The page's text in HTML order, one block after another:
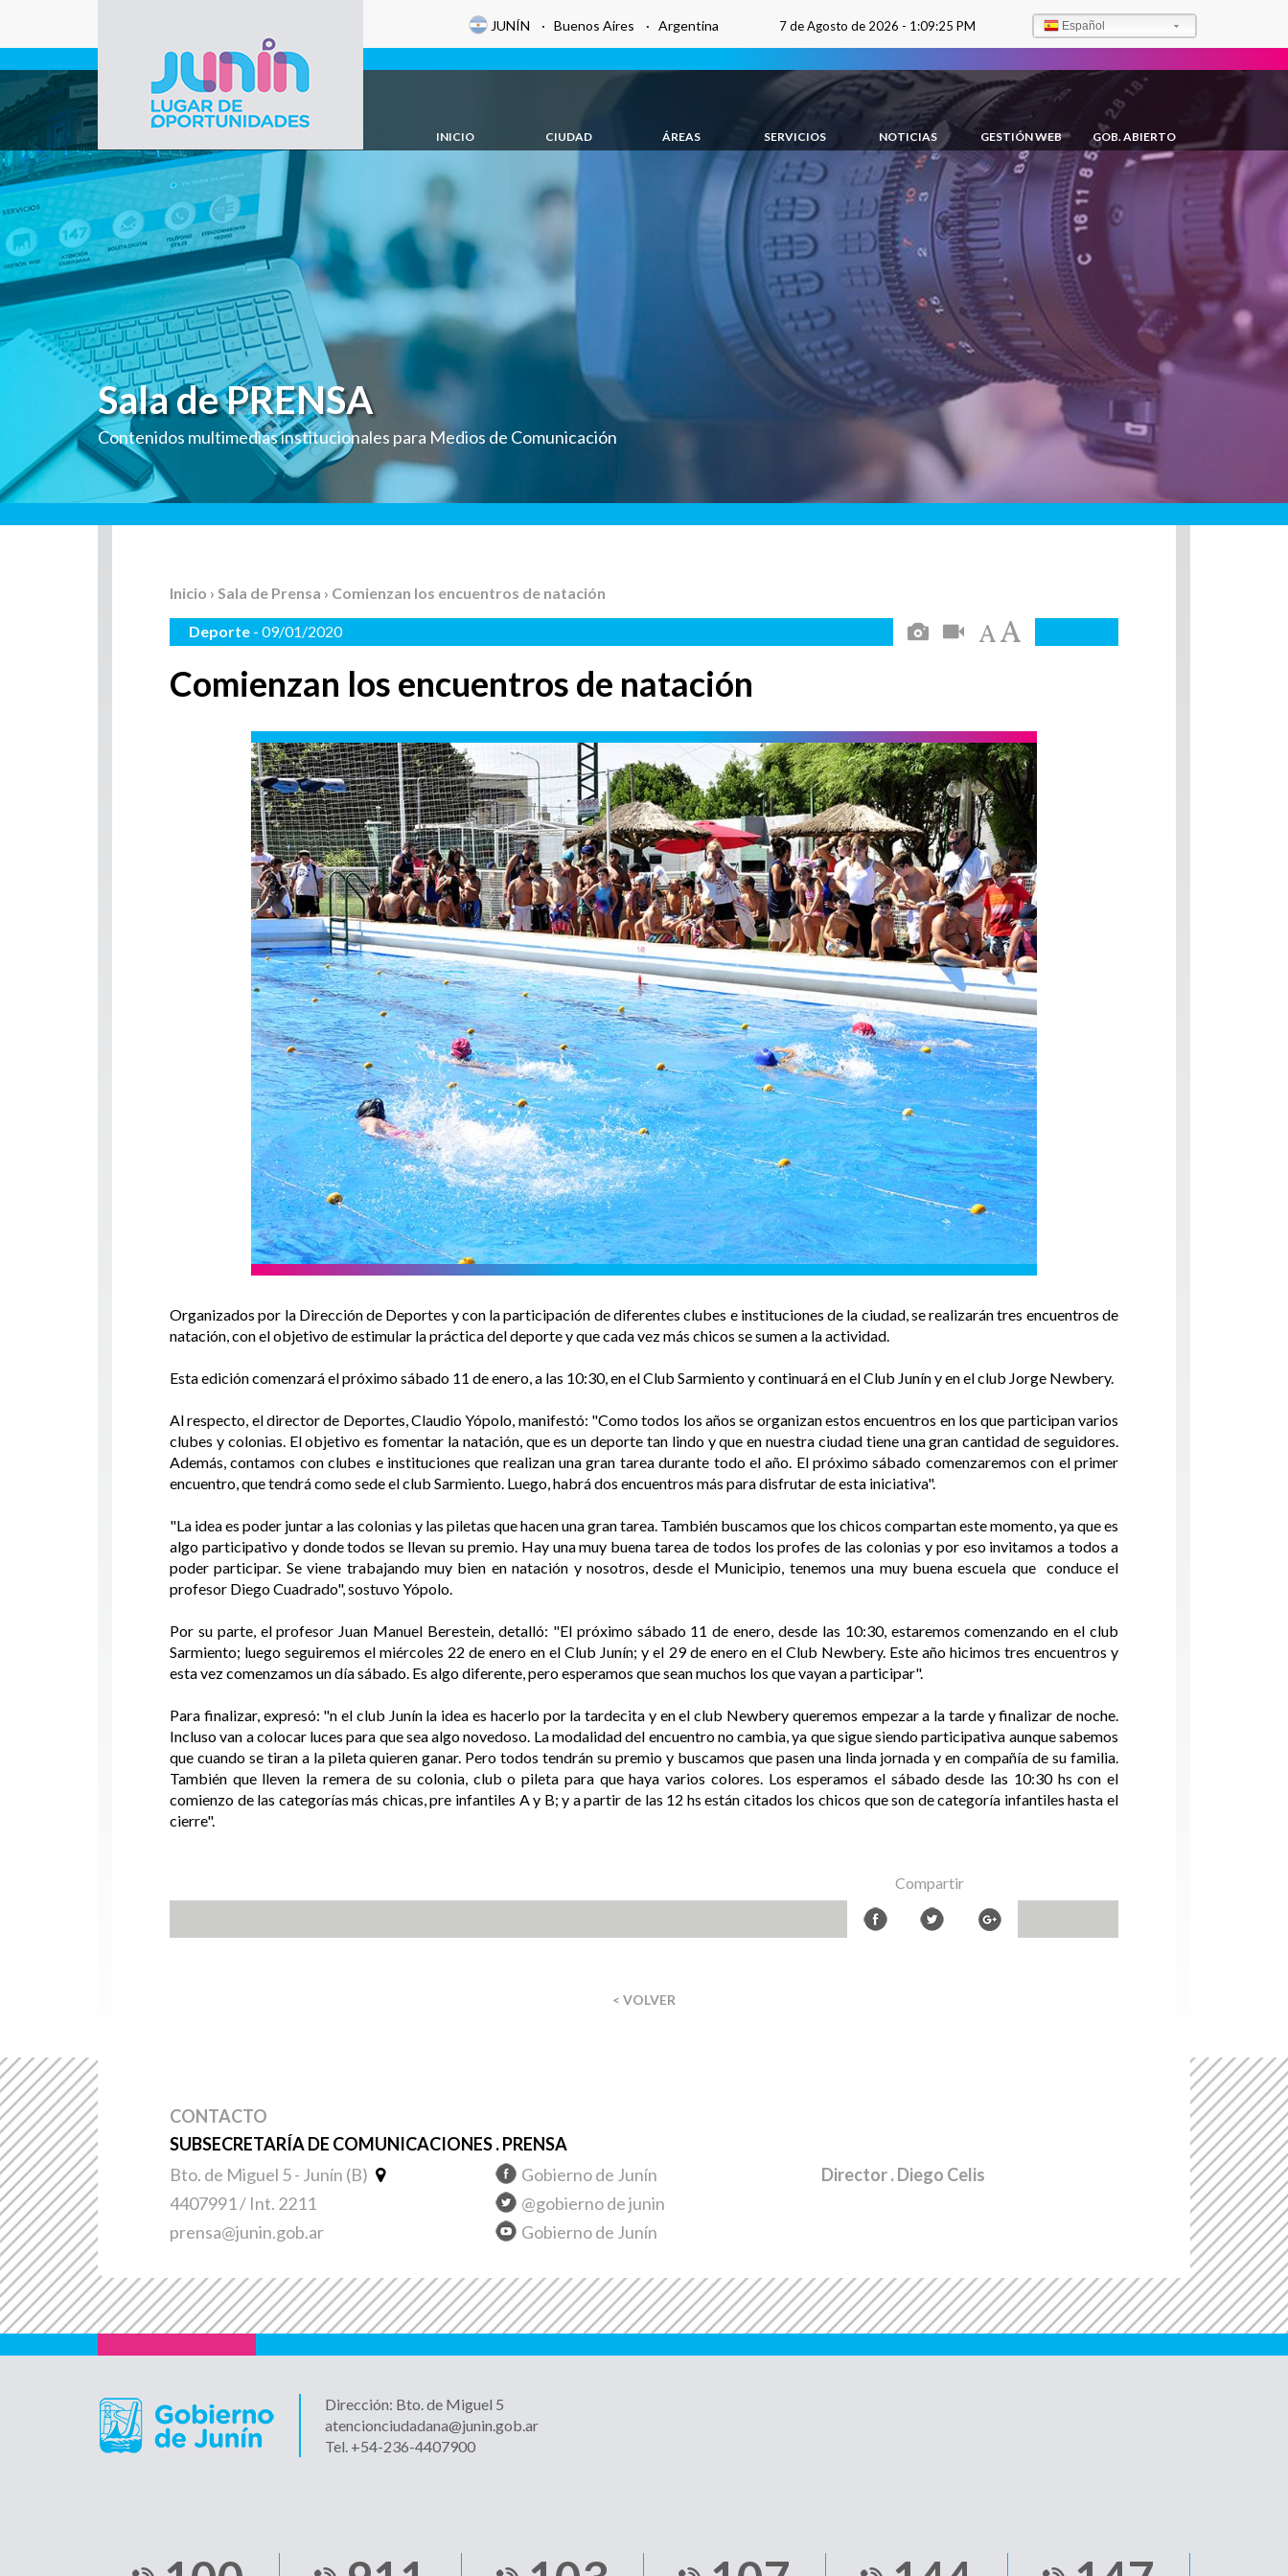
Gobierno de
Junín
JUNÍN · Buenos Aires · Argentina 7 de Agosto de 2026 - 1:09:26 PM Español
INICIO CIUDAD ÁREAS SERVICIOS NOTICIAS GESTIÓN WEB GOB. ABIERTO
Sala de PRENSA
Contenidos multimedias institucionales para Medios de Comunicación
Inicio › Sala de Prensa › Comienzan los encuentros de natación
Deporte - 09/01/2020
Comienzan los encuentros de natación
Organizados por la Dirección de Deportes y con la participación de diferentes clubes e instituciones de la ciudad, se realizarán tres encuentros de
natación, con el objetivo de estimular la práctica del deporte y que cada vez más chicos se sumen a la actividad.
Esta edición comenzará el próximo sábado 11 de enero, a las 10:30, en el Club Sarmiento y continuará en el Club Junín y en el club Jorge Newbery.
Al respecto, el director de Deportes, Claudio Yópolo, manifestó: "Como todos los años se organizan estos encuentros en los que participan varios
clubes y colonias. El objetivo es fomentar la natación, que es un deporte tan lindo y que en nuestra ciudad tiene una gran cantidad de seguidores.
Además, contamos con clubes e instituciones que realizan una gran tarea durante todo el año. El próximo sábado comenzaremos con el primer
encuentro, que tendrá como sede el club Sarmiento. Luego, habrá dos encuentros más para disfrutar de esta iniciativa".
"La idea es poder juntar a las colonias y las piletas que hacen una gran tarea. También buscamos que los chicos compartan este momento, ya que es
algo participativo y donde todos se llevan su premio. Hay una muy buena tarea de todos los profes de las colonias y por eso invitamos a todos a
poder participar. Se viene trabajando muy bien en natación y nosotros, desde el Municipio, tenemos una muy buena escuela que conduce el
profesor Diego Cuadrado", sostuvo Yópolo.
Por su parte, el profesor Juan Manuel Berestein, detalló: "El próximo sábado 11 de enero, desde las 10:30, estaremos comenzando en el club
Sarmiento; luego seguiremos el miércoles 22 de enero en el Club Junín; y el 29 de enero en el Club Newbery. Este año hicimos tres encuentros y
esta vez comenzamos un día sábado. Es algo diferente, pero esperamos que sean muchos los que vayan a participar".
Para finalizar, expresó: "n el club Junín la idea es hacerlo por la tardecita y en el club Newbery queremos empezar a la tarde y finalizar de noche.
Incluso van a colocar luces para que sea algo novedoso. La modalidad del encuentro no cambia, ya que sigue siendo participativa aunque sabemos
que cuando se tiran a la pileta quieren ganar. Pero todos tendrán su premio y buscamos que pasen una linda jornada y en compañía de su familia.
También que lleven la remera de su colonia, club o pileta para que haya varios colores. Los esperamos el sábado desde las 10:30 hs con el
comienzo de las categorías más chicas, pre infantiles A y B; y a partir de las 12 hs están citados los chicos que son de categoría infantiles hasta el
cierre".
Compartir
< VOLVER
CONTACTO
SUBSECRETARÍA DE COMUNICACIONES . PRENSA
Bto. de Miguel 5 - Junín (B)
4407991 / Int. 2211
prensa@junin.gob.ar
Gobierno de Junín
@gobierno de junin
Gobierno de Junín
Director. Diego Celis
Dirección: Bto. de Miguel 5
atencionciudadana@junin.gob.ar
Tel. +54-236-4407900